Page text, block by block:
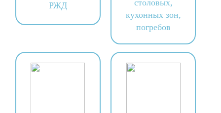
РЖД
столовых,
кухонных зон,
погребов